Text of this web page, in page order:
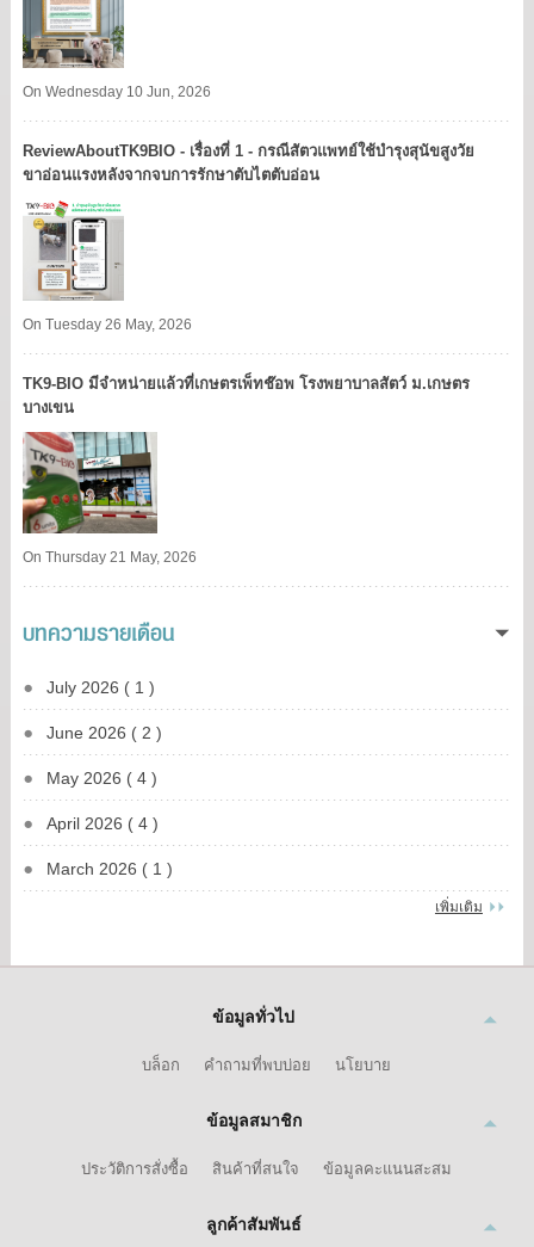
On Wednesday 10 Jun, 2026
ReviewAboutTK9BIO - เรื่องที่ 1 - กรณีสัตวแพทย์ใช้บำรุงสุนัขสูงวัย
ขาอ่อนแรงหลังจากจบการรักษาตับไตตับอ่อน
On Tuesday 26 May, 2026
TK9​-BIO มีจำหน่ายแล้วที่เกษตรเพ็ทช๊อพ โรงพยาบาลสัตว์ ม.เกษตร
บางเขน​
On Thursday 21 May, 2026
บทความรายเดือน
July 2026 ( 1 )
June 2026 ( 2 )
May 2026 ( 4 )
April 2026 ( 4 )
March 2026 ( 1 )
เพิ่มเติม
ข้อมูลทั่วไป
บล็อก คำถามที่พบบ่อย นโยบาย
ข้อมูลสมาชิก
ประวัติการสั่งซื้อ สินค้าที่สนใจ ข้อมูลคะแนนสะสม
ลูกค้าสัมพันธ์